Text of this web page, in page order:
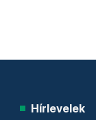
Hírlevelek